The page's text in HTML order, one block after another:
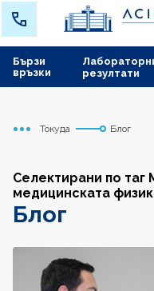
резултати
Бързи
връзки
Начало
Токуда Блог
Селектирани по
медицинската
Блог